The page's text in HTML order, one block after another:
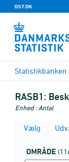
DST.DK
Statistikbanken
RASB1:
Enhed : Antal
Vælg
OMRÅDE